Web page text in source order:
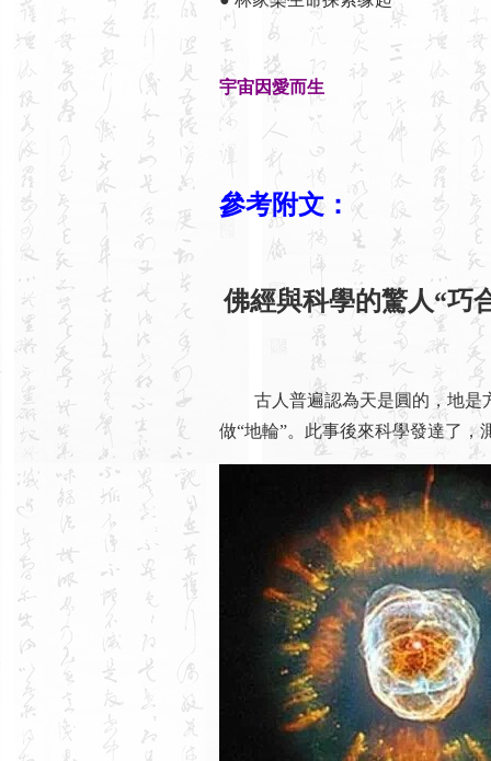
宇宙因愛而生
參考附文：
佛經與科學的驚人“巧
古人普遍認為天是圓的，地是
做“地輪”。此事後來科學發達了，